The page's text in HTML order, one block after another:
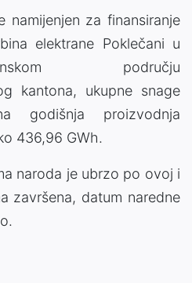
namijenjen za finansiranje
elektrane Poklečani u
području
kantona, ukupne snage
godišnja proizvodnja
436,96 GWh.
naroda je ubrzo po ovoj i
završena, datum naredne